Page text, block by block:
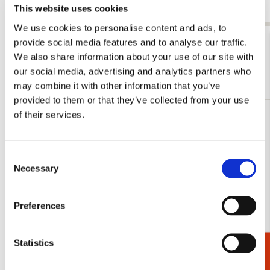
This website uses cookies
We use cookies to personalise content and ads, to
provide social media features and to analyse our traffic.
We also share information about your use of our site with
our social media, advertising and analytics partners who
may combine it with other information that you’ve
provided to them or that they’ve collected from your use
of their services.
Selection
Necessary
Preferences
Statistics
Bekijk alles van Singer, Laren
Meer van Kees van Dongen